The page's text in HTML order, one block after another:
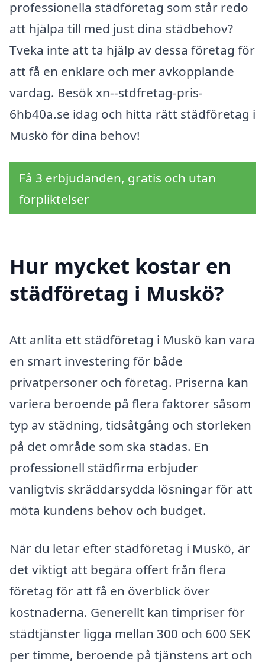
professionella städföretag som står redo
att hjälpa till med just dina städbehov?
Tveka inte att ta hjälp av dessa företag för
att få en enklare och mer avkopplande
vardag. Besök xn--stdfretag-pris-
6hb40a.se idag och hitta rätt städföretag i
Muskö för dina behov!
Få 3 erbjudanden, gratis och utan
förpliktelser
Hur mycket kostar en
städföretag i Muskö?
Att anlita ett städföretag i Muskö kan vara
en smart investering för både
privatpersoner och företag. Priserna kan
variera beroende på flera faktorer såsom
typ av städning, tidsåtgång och storleken
på det område som ska städas. En
professionell städfirma erbjuder
vanligtvis skräddarsydda lösningar för att
möta kundens behov och budget.
När du letar efter städföretag i Muskö, är
det viktigt att begära offert från flera
företag för att få en överblick över
kostnaderna. Generellt kan timpriser för
städtjänster ligga mellan 300 och 600 SEK
per timme, beroende på tjänstens art och